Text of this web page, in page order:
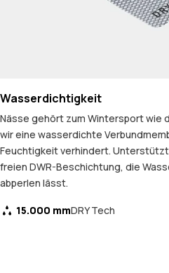
Wasserdichtigkeit
Nässe gehört zum Wintersport wie
wir eine wasserdichte
Feuchtigkeit verhindert. Unterstützt
freien DWR-Beschichtung, die
abperlen lässt.
15.000 mmDRY Tech